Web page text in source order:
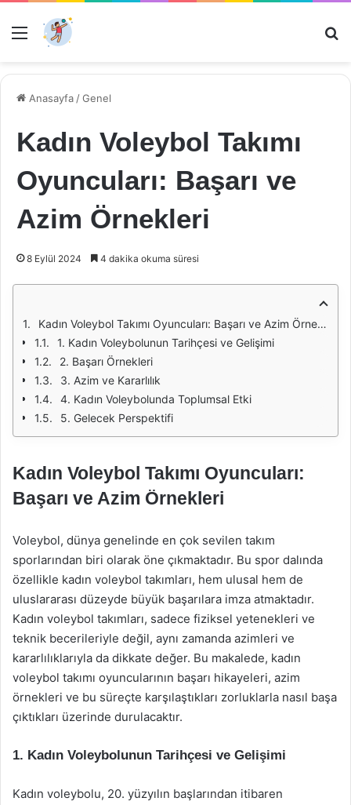
Menü
Anasayfa /Genel
Kadın Voleybol Takımı
Oyuncuları: Başarı ve
Azim Örnekleri
8 Eylül 2024 4 dakika okuma süresi
Kadın Voleybol Takımı Oyuncuları: Başarı ve Azim Örnekleri
1. Kadın Voleybolunun Tarihçesi ve Gelişimi
2. Başarı Örnekleri
3. Azim ve Kararlılık
4. Kadın Voleybolunda Toplumsal Etki
5. Gelecek Perspektifi
Kadın Voleybol Takımı Oyuncuları:
Başarı ve Azim Örnekleri
Voleybol, dünya genelinde en çok sevilen takım
sporlarından biri olarak öne çıkmaktadır. Bu spor dalında
özellikle kadın voleybol takımları, hem ulusal hem de
uluslararası düzeyde büyük başarılara imza atmaktadır.
Kadın voleybol takımları, sadece fiziksel yetenekleri ve
teknik becerileriyle değil, aynı zamanda azimleri ve
kararlılıklarıyla da dikkate değer. Bu makalede, kadın
voleybol takımı oyuncularının başarı hikayeleri, azim
örnekleri ve bu süreçte karşılaştıkları zorluklarla nasıl başa
çıktıkları üzerinde durulacaktır.
1. Kadın Voleybolunun Tarihçesi ve Gelişimi
Kadın voleybolu, 20. yüzyılın başlarından itibaren